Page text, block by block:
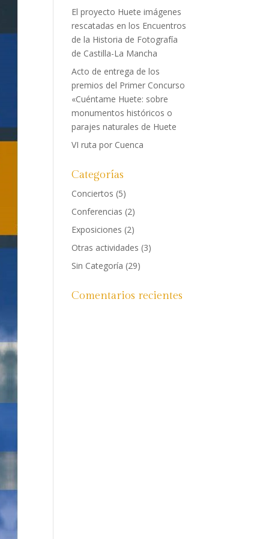
El proyecto Huete imágenes
rescatadas en los Encuentros
de la Historia de Fotografía
de Castilla-La Mancha
Acto de entrega de los
premios del Primer Concurso
«Cuéntame Huete: sobre
monumentos históricos o
parajes naturales de Huete
VI ruta por Cuenca
Categorías
Conciertos (5)
Conferencias (2)
Exposiciones (2)
Otras actividades (3)
Sin Categoría (29)
Comentarios recientes